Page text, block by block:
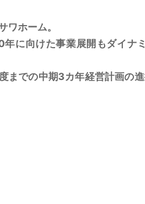
ホーム。
に向けた事業展開もダイナ
までの中期3カ年経営計画の